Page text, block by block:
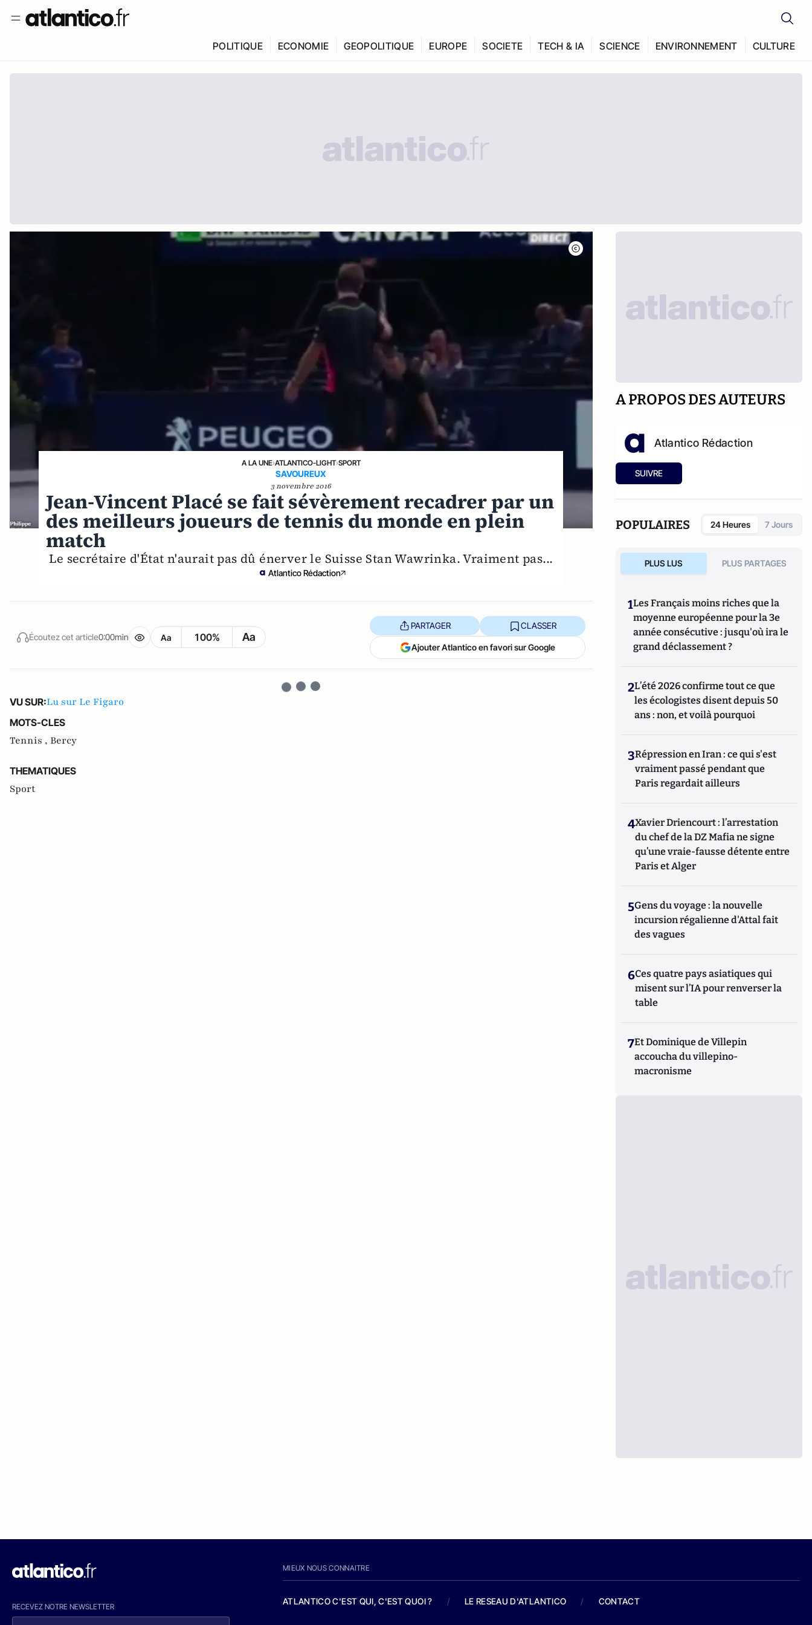
POLITIQUE ECONOMIE GEOPOLITIQUE EUROPE SOCIETE TECH & IA SCIENCE ENVIRONNEMENT CULTURE
A LA UNE›ATLANTICO-LIGHT›SPORT
SAVOUREUX
3 novembre 2016
Jean-Vincent Placé se fait sévèrement recadrer par un
des meilleurs joueurs de tennis du monde en plein
match
Le secrétaire d'État n'aurait pas dû énerver le Suisse Stan Wawrinka. Vraiment pas...
Atlantico Rédaction
Écoutez cet article0:00min Aa 100% Aa
PARTAGER CLASSER
Ajouter Atlantico en favori sur Google
VU SUR:Lu sur Le Figaro
MOTS-CLES
Tennis , Bercy
THEMATIQUES
Sport
A PROPOS DES AUTEURS
Atlantico Rédaction
SUIVRE
POPULAIRES 24 Heures 7 Jours
PLUS LUS PLUS PARTAGES
1Les Français moins riches que la
moyenne européenne pour la 3e
année consécutive : jusqu'où ira le
grand déclassement ?
2L’été 2026 confirme tout ce que
les écologistes disent depuis 50
ans : non, et voilà pourquoi
3Répression en Iran : ce qui s'est
vraiment passé pendant que
Paris regardait ailleurs
4Xavier Driencourt : l’arrestation
du chef de la DZ Mafia ne signe
qu’une vraie-fausse détente entre
Paris et Alger
5Gens du voyage : la nouvelle
incursion régalienne d'Attal fait
des vagues
6Ces quatre pays asiatiques qui
misent sur l’IA pour renverser la
table
7Et Dominique de Villepin
accoucha du villepino-
macronisme
RECEVEZ NOTRE NEWSLETTER
MIEUX NOUS CONNAITRE
ATLANTICO C'EST QUI, C'EST QUOI ? / LE RESEAU D'ATLANTICO / CONTACT